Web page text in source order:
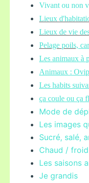
Vivant ou non
Lieux
Lieux de vie
Pelage poils,
Les animaux à
Animaux :
Les habits
ça coule ou ça
Mode de
Les images
Sucré, salé,
Chaud / froid
Les saisons
Je grandis